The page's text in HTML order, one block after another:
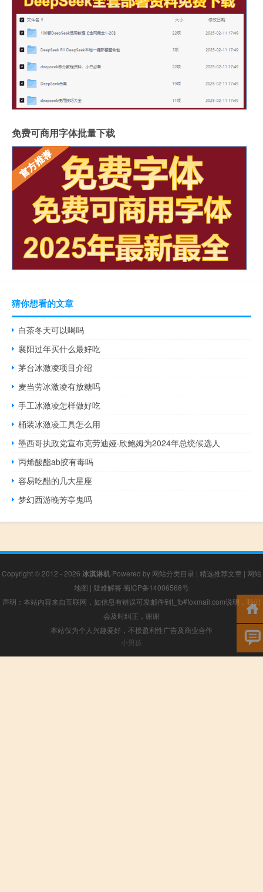
免费可商用字体批量下载
猜你想看的文章
白茶冬天可以喝吗
襄阳过年买什么最好吃
茅台冰激凌项目介绍
麦当劳冰激凌有放糖吗
手工冰激凌怎样做好吃
桶装冰激凌工具怎么用
墨西哥执政党宣布克劳迪娅·欣鲍姆为2024年总统候选人
丙烯酸酯ab胶有毒吗
容易吃醋的几大星座
梦幻西游晚芳亭鬼吗
Copyright © 2012 - 2026 冰淇淋机 Powered by 网站分类目录 | 精选推荐文章 | 网站
地图 | 疑难解答 蜀ICP备14006568号
声明：本站内容来自互联网，如信息有错误可发邮件到f_fb#foxmail.com说明，我们
会及时纠正，谢谢
本站仅为个人兴趣爱好，不接盈利性广告及商业合作
小男孩